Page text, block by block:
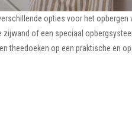
opties voor het
zijwand of een speciaal
theedoeken op een praktische en